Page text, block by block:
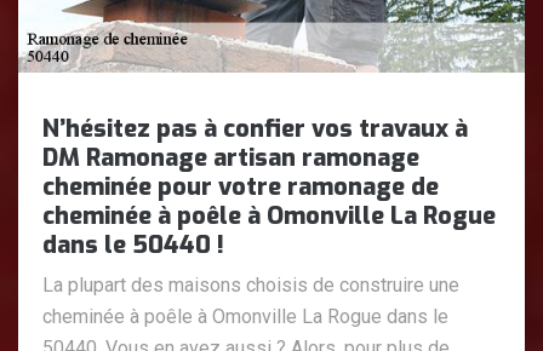
N’hésitez pas à confier vos travaux à
DM Ramonage artisan ramonage
cheminée pour votre ramonage de
cheminée à poêle à Omonville La Rogue
dans le 50440 !
La plupart des maisons choisis de construire une
cheminée à poêle à Omonville La Rogue dans le